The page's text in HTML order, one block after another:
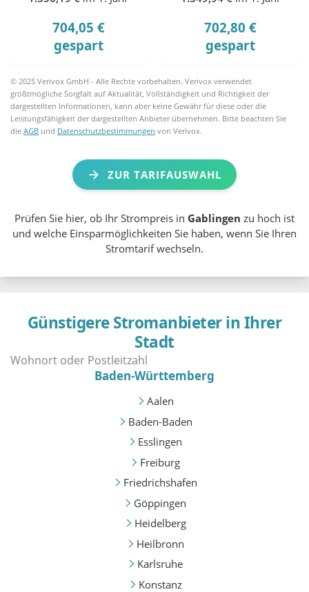
704,05 €
gespart
702,80 €
gespart
© 2025 Verivox GmbH - Alle Rechte vorbehalten. Verivox verwendet
größtmögliche Sorgfalt auf Aktualität, Vollständigkeit und Richtigkeit der
dargestellten Informationen, kann aber keine Gewähr für diese oder die
Leistungsfähigkeit der dargestellten Anbieter übernehmen. Bitte beachten Sie
dieAGB und Datenschutzbestimmungen von Verivox.
ZUR TARIFAUSWAHL
Prüfen Sie hier, ob Ihr Strompreis in Gablingen zu hoch ist
und welche Einsparmöglichkeiten Sie haben, wenn Sie Ihren
Stromtarif wechseln.
Günstigere Stromanbieter in Ihrer
Stadt
Baden-Württemberg
Aalen
Baden-Baden
Esslingen
Freiburg
Friedrichshafen
Göppingen
Heidelberg
Heilbronn
Karlsruhe
Konstanz